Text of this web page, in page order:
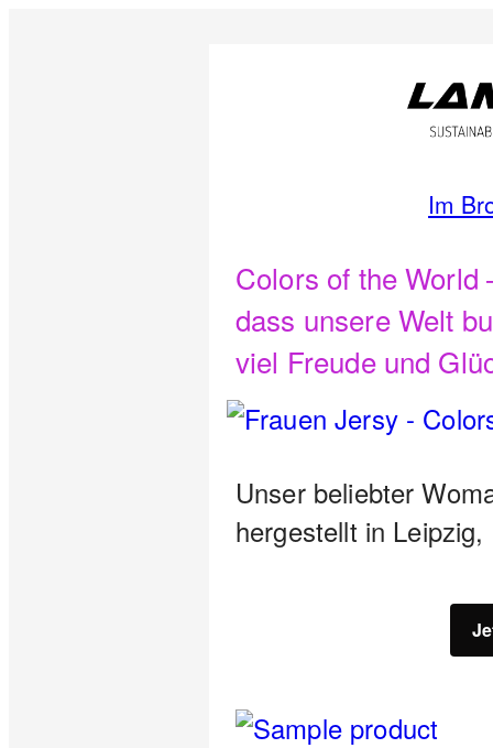
Im
Colors of the World
dass unsere Welt
viel Freude und
Unser beliebter
hergestellt in